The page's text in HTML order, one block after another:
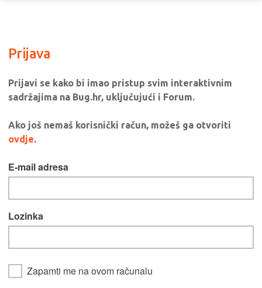
Prijava
Prijavi se kako bi imao pristup svim interaktivnim
sadržajima na Bug.hr, uključujući i Forum.
Ako još nemaš korisnički račun, možeš ga otvoriti
ovdje.
E-mail adresa
Lozinka
Zapamti me na ovom računalu